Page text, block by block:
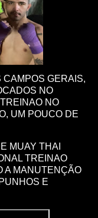
CAMPOS GERAIS,
NO
NO
UM POUCO DE
MUAY THAI
TREINAO
A MANUTENÇÃO
E